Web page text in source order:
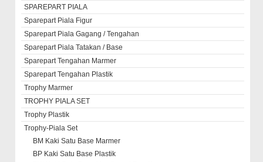
SPAREPART PIALA
Sparepart Piala Figur
Sparepart Piala Gagang / Tengahan
Sparepart Piala Tatakan / Base
Sparepart Tengahan Marmer
Sparepart Tengahan Plastik
Trophy Marmer
TROPHY PIALA SET
Trophy Plastik
Trophy-Piala Set
BM Kaki Satu Base Marmer
BP Kaki Satu Base Plastik